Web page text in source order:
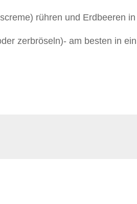
rühren und Erdbeeren
zerbröseln)- am besten in